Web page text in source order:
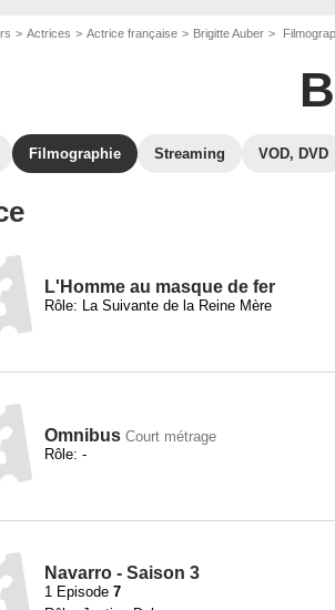
Actrices Actrice française Brigitte Auber
Filmographie Streaming VOD, DVD
L'Homme au masque de fer
Rôle: La Suivante de la Reine Mère
Omnibus Court métrage
Rôle: -
Navarro - Saison 3
1 Episode 7